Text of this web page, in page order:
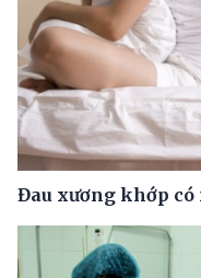
Đau xương khớp có